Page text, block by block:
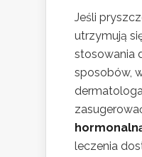
Jeśli
utrzymują
stosowania
sposobów,
leczenia